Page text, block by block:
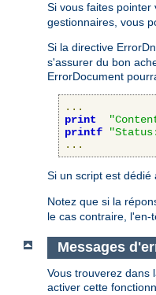
Si vous faites pointer
gestionnaires, vous
Si la directive
s'assurer du bon
ErrorDocument
...
print
printf
...
Si un script est
Notez que si la
le cas contraire, l'en-
Messages
Vous trouverez dans
activer cette